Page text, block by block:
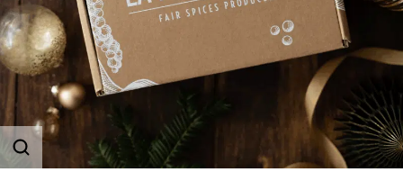
REZEPTE
BESUCHEN
ÜBER UNS
B2B